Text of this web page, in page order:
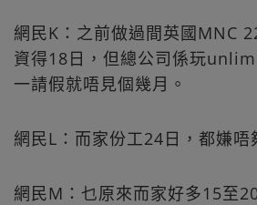
網民K：之前做過間英國MNC
資得18日，但總公司係玩
一請假就唔見個幾月。
網民L：而家份工24日，都嫌唔
網民M：乜原來而家好多15至